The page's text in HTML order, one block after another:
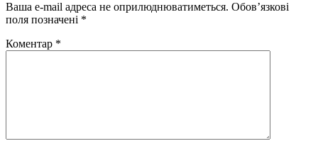
Ваша e-mail адреса не оприлюднюватиметься. Обов’язкові
поля позначені *
Коментар *